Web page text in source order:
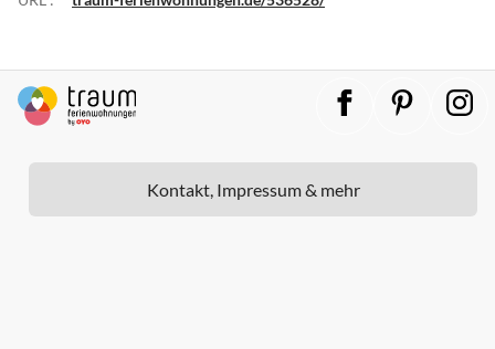
Kontakt, Impressum & mehr